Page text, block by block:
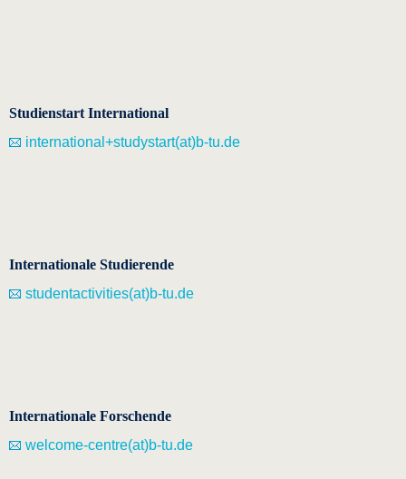
Studienstart International
international+studystart(at)b-tu.de
Internationale Studierende
studentactivities(at)b-tu.de
Internationale Forschende
welcome-centre(at)b-tu.de